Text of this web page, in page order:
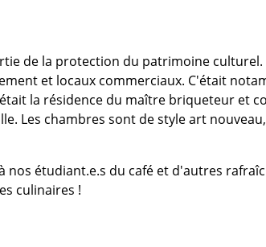
de la protection du patrimoine
et locaux commerciaux. C'était
la résidence du maître briqueteur et
Les chambres sont de style art
nos étudiant.e.s du café et d'autres
culinaires !